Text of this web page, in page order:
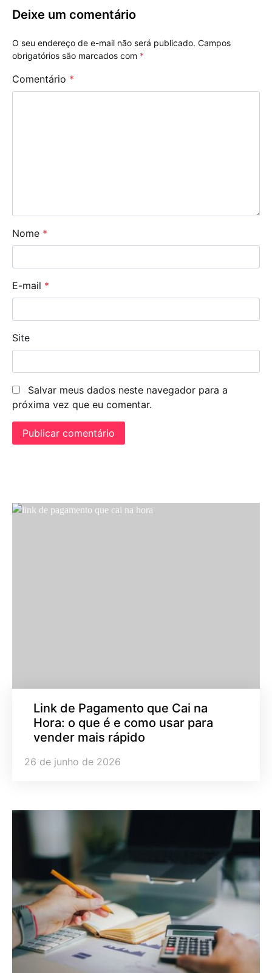
Deixe um comentário
O seu endereço de e-mail não será publicado. Campos
obrigatórios são marcados com *
Comentário *
Nome *
E-mail *
Site
Salvar meus dados neste navegador para a
próxima vez que eu comentar.
Link de Pagamento que Cai na
Hora: o que é e como usar para
vender mais rápido
26 de junho de 2026